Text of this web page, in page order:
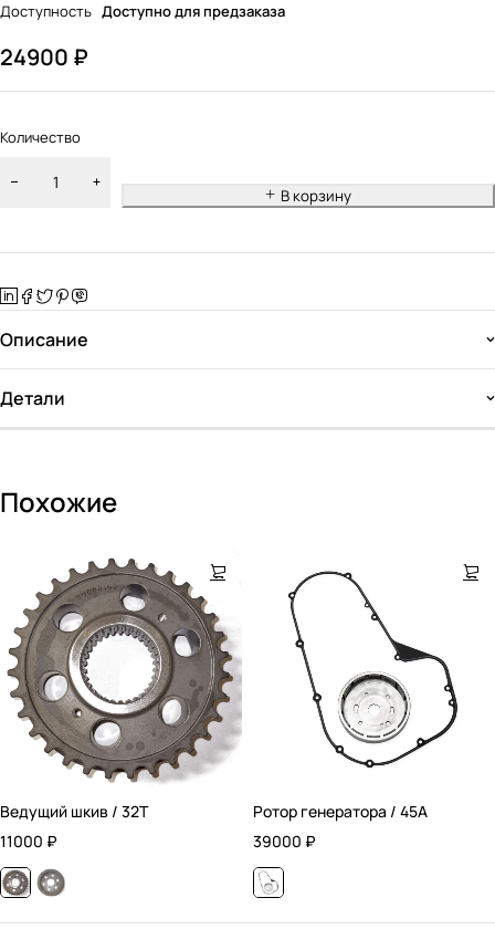
Доступность Доступно для предзаказа
24900 ₽
Количество
В корзину
Описание
Детали
Похожие
Ведущий шкив / 32T
11000 ₽
Ротор генератора / 45А
39000 ₽